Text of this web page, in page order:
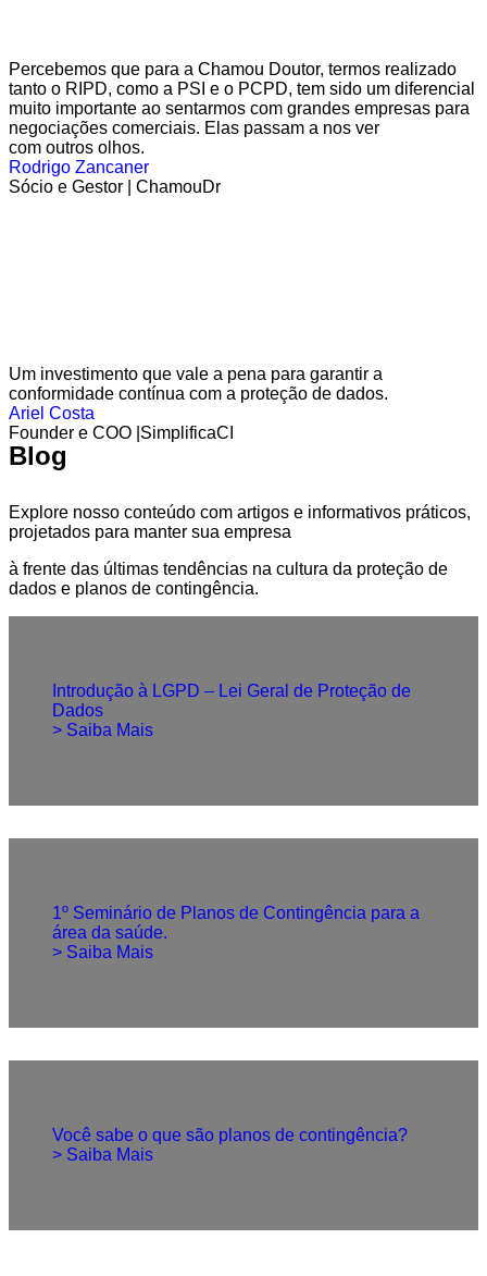
Percebemos que para a Chamou Doutor, termos realizado
tanto o RIPD, como a PSI e o PCPD, tem sido um diferencial
muito importante ao sentarmos com grandes empresas para
negociações comerciais. Elas passam a nos ver
com outros olhos.
Rodrigo Zancaner
Sócio e Gestor | ChamouDr
Um investimento que vale a pena para garantir a
conformidade contínua com a proteção de dados.
Ariel Costa
Founder e COO |SimplificaCI
Blog
Explore nosso conteúdo com artigos e informativos práticos,
projetados para manter sua empresa
à frente das últimas tendências na cultura da proteção de
dados e planos de contingência.
Introdução à LGPD – Lei Geral de Proteção de
Dados
> Saiba Mais
1º Seminário de Planos de Contingência para a
área da saúde.
> Saiba Mais
Você sabe o que são planos de contingência?
> Saiba Mais